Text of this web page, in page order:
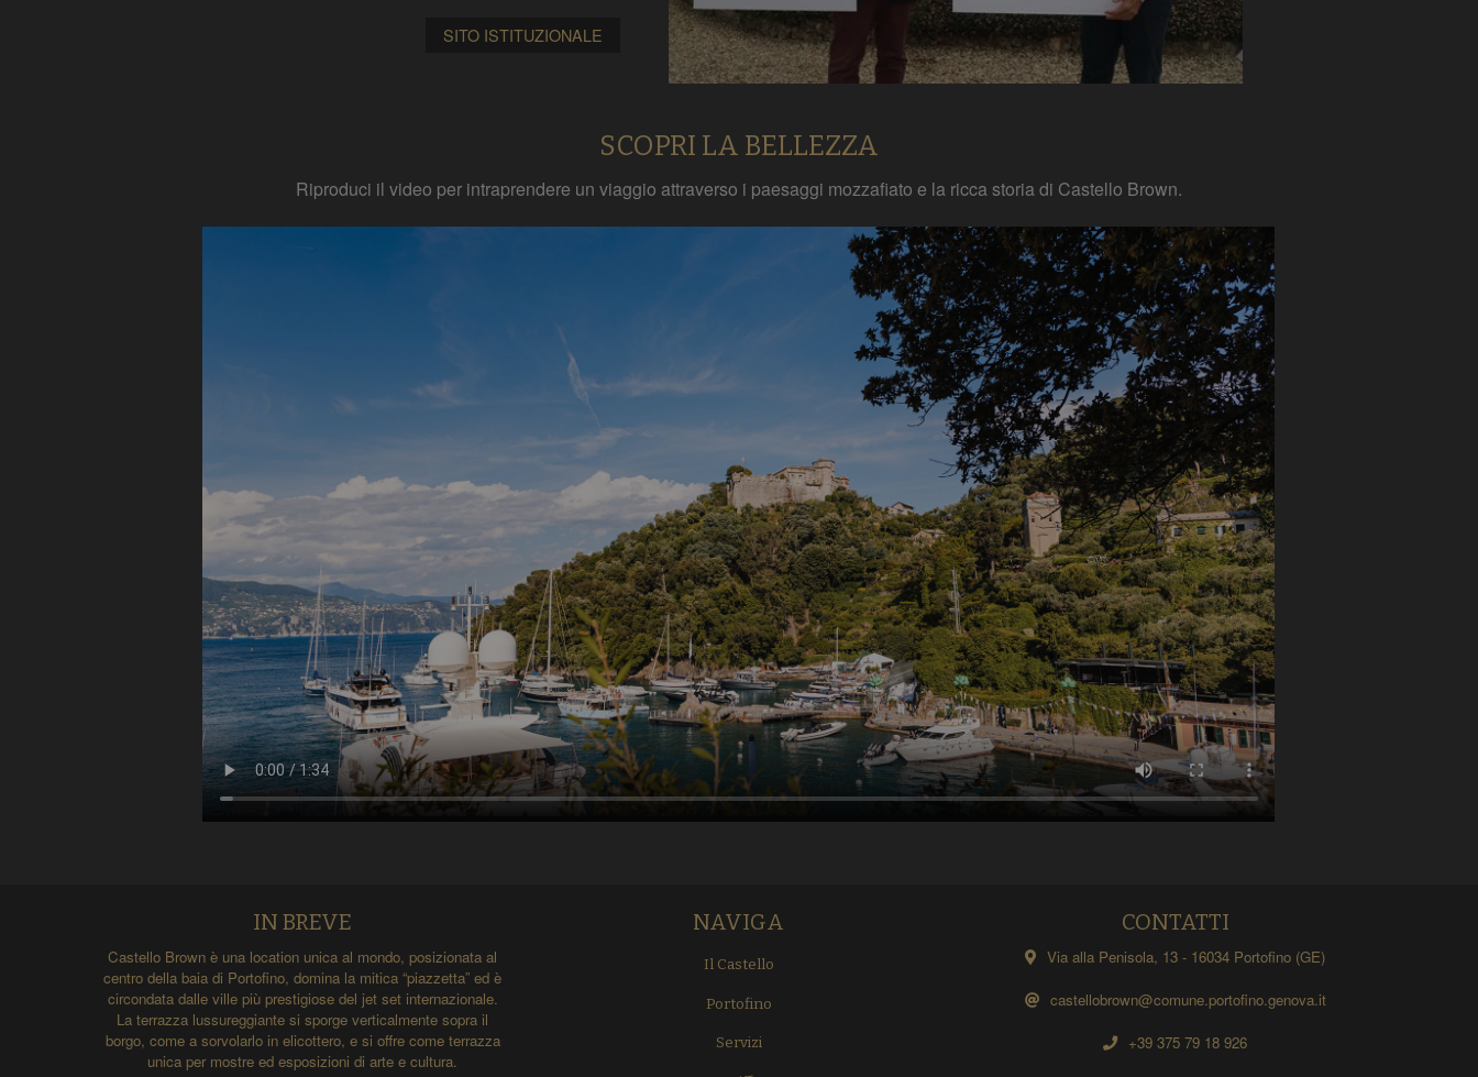
SITO ISTITUZIONALE
SCOPRI LA BELLEZZA
Riproduci il video per intraprendere un viaggio attraverso i paesaggi mozzafiato e la ricca storia di Castello Brown.
IN BREVE
Castello Brown è una location unica al mondo, posizionata al
centro della baia di Portofino, domina la mitica “piazzetta” ed è
circondata dalle ville più prestigiose del jet set internazionale.
La terrazza lussureggiante si sporge verticalmente sopra il
borgo, come a sorvolarlo in elicottero, e si offre come terrazza
unica per mostre ed esposizioni di arte e cultura.
NAVIGA
Il Castello
Portofino
Servizi
CONTATTI
Via alla Penisola, 13 - 16034 Portofino (GE)
castellobrown@comune.portofino.genova.it
+39 375 79 18 926